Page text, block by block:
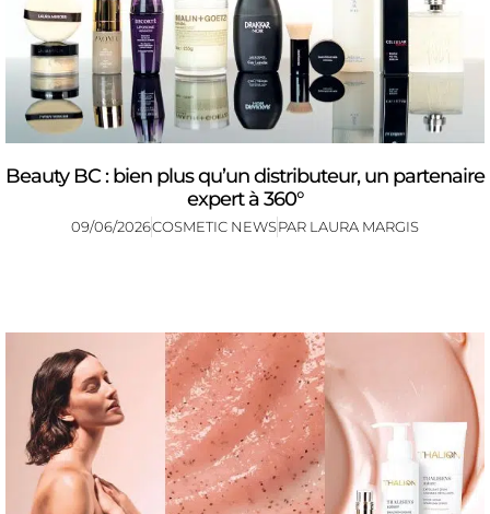
Beauty BC : bien plus qu’un distributeur, un partenaire
expert à 360°
09/06/2026COSMETIC NEWSPAR LAURA MARGIS